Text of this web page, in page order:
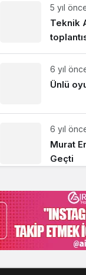
5 yıl
Teknik
6 yıl
Ünlü
6 yıl
Murat
Geçti